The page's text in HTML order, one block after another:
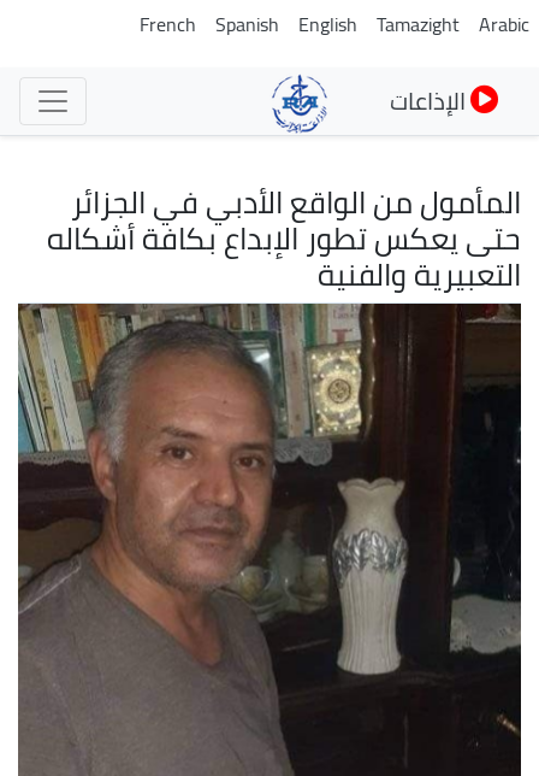
تجاوز
Arabic
Tamazight
English
Spanish
French
الإذاعات
المأمول من الواقع الأدبي في الجزائر
حتى يعكس تطور الإبداع بكافة أشكاله
التعبيرية والفنية
الصورة